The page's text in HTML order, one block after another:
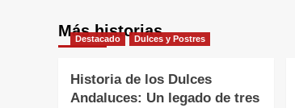
Más historias
Destacado Dulces y Postres
Historia de los Dulces
Andaluces: Un legado de tres